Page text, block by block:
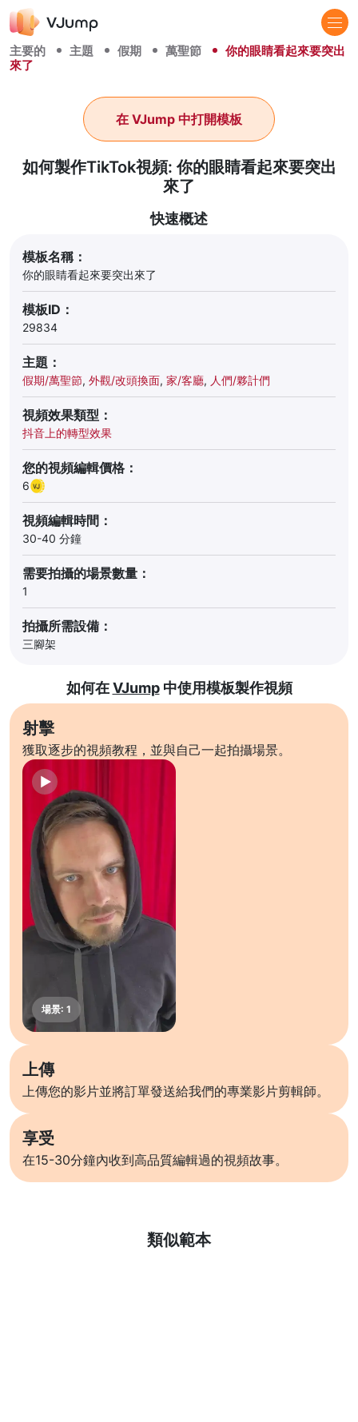
主要的 主題 假期 萬聖節
你的眼睛看起來要突出
來了
如何製作TikTok視頻: 你的眼睛看起來要突出
來了
在 VJump 中打開模板
快速概述
模板名稱：
你的眼睛看起來要突出來了
模板ID：
29834
主題：
假期/萬聖節, 外觀/改頭換面, 家/客廳, 人們/夥計們
視頻效果類型：
抖音上的轉型效果
您的視頻編輯價格：
6
視頻編輯時間：
30-40 分鐘
需要拍攝的場景數量：
1
拍攝所需設備：
三腳架
如何在VJump中使用模板製作視頻
射擊
獲取逐步的視頻教程，並與自己一起拍攝場景。
上傳
上傳您的影片並將訂單發送給我們的專業影片剪輯師。
享受
在15-30分鐘內收到高品質編輯過的視頻故事。
類似範本
了解更多